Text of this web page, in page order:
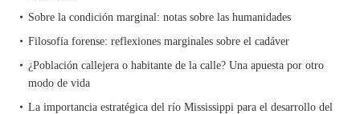
Sobre la condición marginal: notas sobre las humanidades
Filosofía forense: reflexiones marginales sobre el cadáver
¿Población callejera o habitante de la calle? Una apuesta por otro
modo de vida
La importancia estratégica del río Mississippi para el desarrollo del